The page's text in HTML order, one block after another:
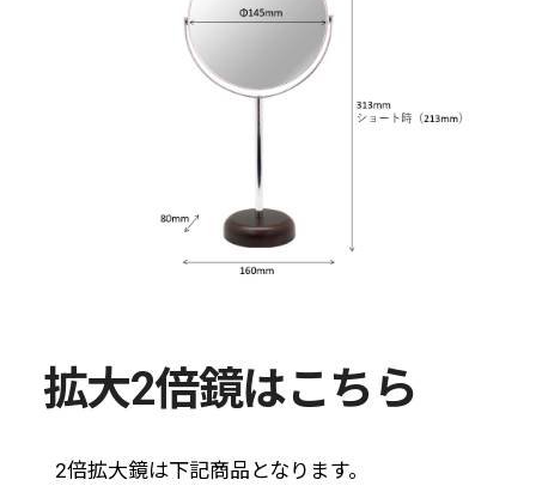
拡大2倍鏡はこちら
2倍拡大鏡は下記商品となります。